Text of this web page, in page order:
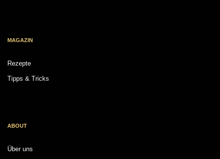
MAGAZIN
Rezepte
Tipps & Tricks
ABOUT
Über uns